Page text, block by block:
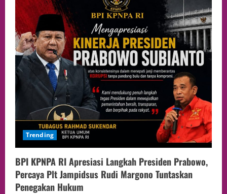
Trending
BPI KPNPA RI Apresiasi Langkah Presiden Prabowo,
Percaya Plt Jampidsus Rudi Margono Tuntaskan
Penegakan Hukum